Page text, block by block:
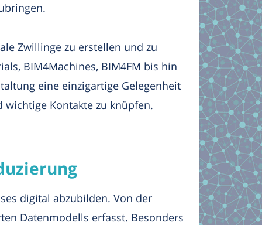
Zwillinge zu erstellen und zu
BIM4Machines, BIM4FM bis hin
eine einzigartige Gelegenheit
Kontakte zu knüpfen.
digital abzubilden. Von der
Datenmodells erfasst. Besonders